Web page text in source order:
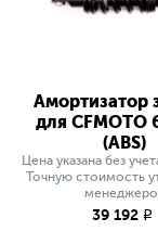
Амортизатор
для CFMOTO
(ABS)
Цена указана без
Точную стоимость
39 192 q